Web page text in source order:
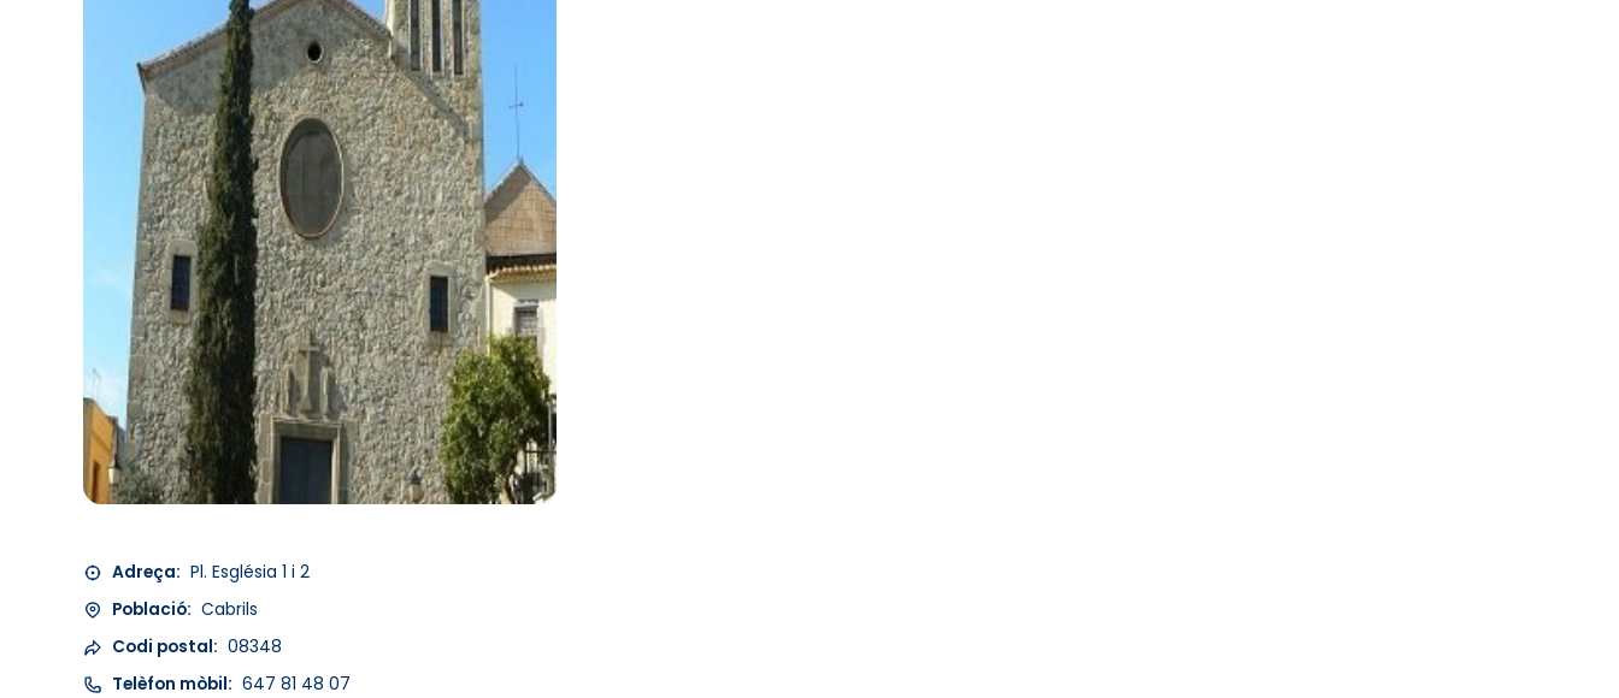
Adreça: Pl. Església 1 i 2
Població: Cabrils
Codi postal: 08348
Telèfon mòbil: 647 81 48 07